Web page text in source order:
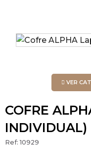
VER
COFRE
INDIVIDUAL)
Ref:10929